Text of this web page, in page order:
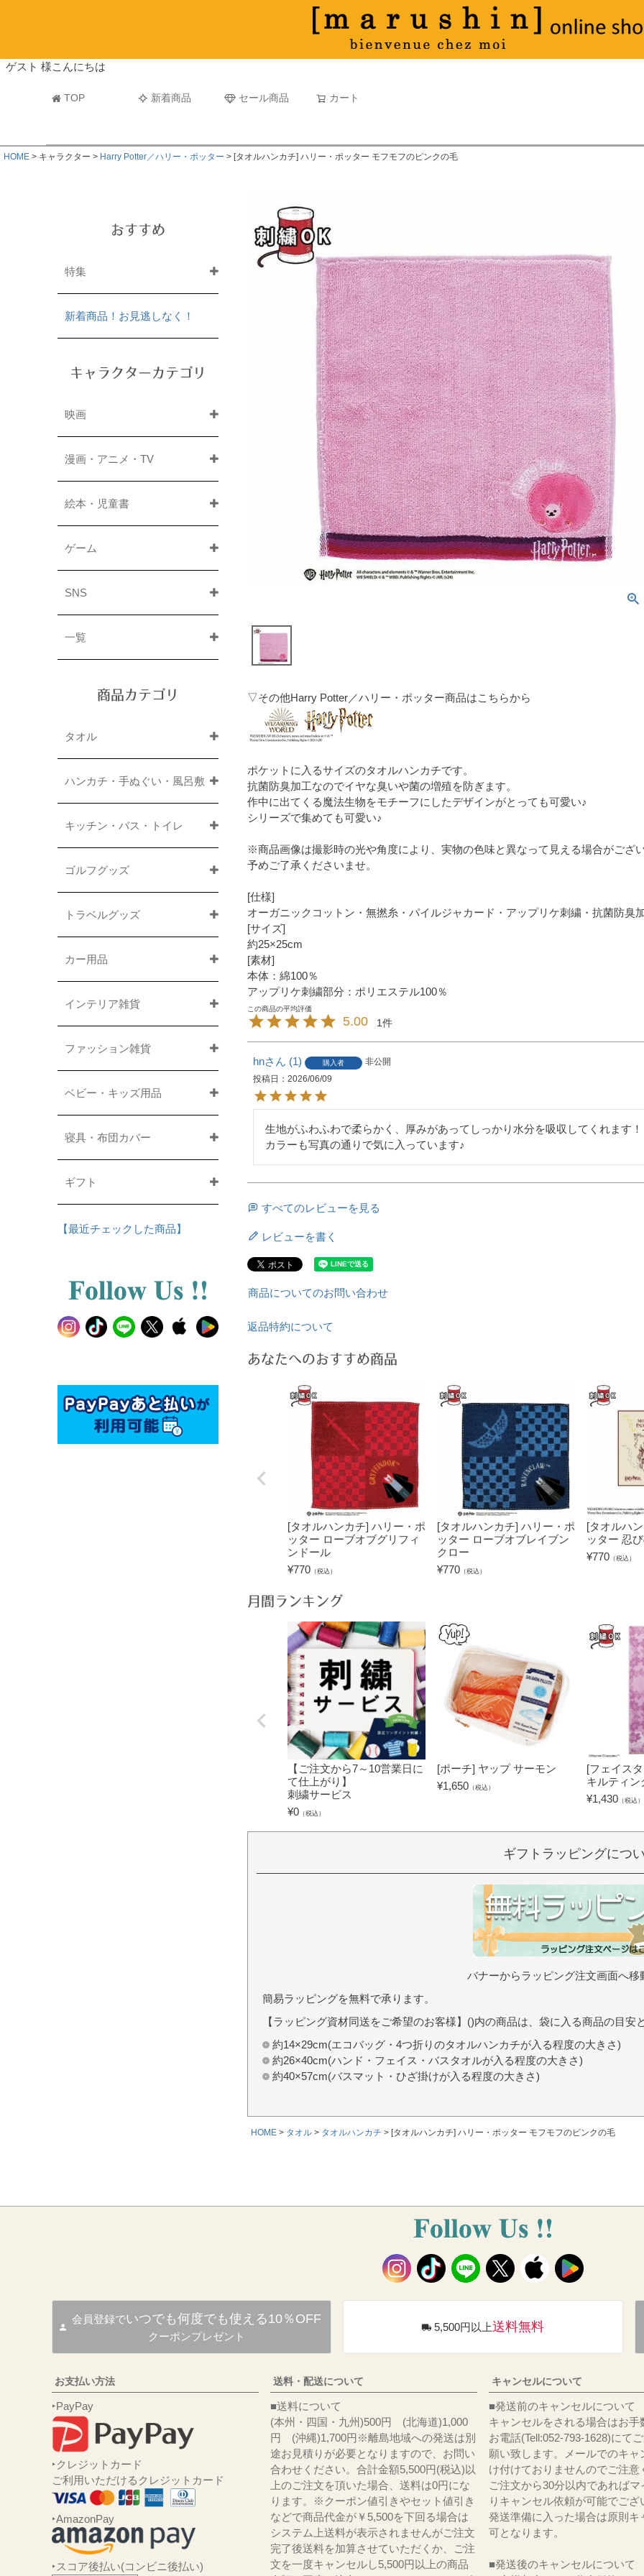
ゲスト 様こんにちは
TOP 新着商品 セール商品 カート
マフラータオル
並び順
新着順
古い順 価格が
HOME キャラクター Harry Potter／ハリー・ポッター [タオルハンカチ] ハリー・ポッター モフモフのピンクの毛
おすすめ
特集
新着商品！お見逃しなく！
キャラクターカテゴリ
映画
漫画・アニメ・TV
絵本・児童書
ゲーム
SNS
一覧
商品カテゴリ
タオル
ハンカチ・手ぬぐい・風呂敷
キッチン・バス・トイレ
ゴルフグッズ
トラベルグッズ
カー用品
インテリア雑貨
ファッション雑貨
ベビー・キッズ用品
寝具・布団カバー
ギフト
【最近チェックした商品】
▽その他Harry Potter／ハリー・ポッター商品はこちらから
ポケットに入るサイズのタオルハンカチです。
抗菌防臭加工なのでイヤな臭いや菌の増殖を防ぎます。
作中に出てくる魔法生物をモチーフにしたデザインがとっても可愛い♪
シリーズで集めても可愛い♪
※商品画像は撮影時の光や角度により、実物の色味と異なって見える場合がござい
予めご了承くださいませ。
[仕様]
オーガニックコットン・無撚糸・パイルジャカード・アップリケ刺繍・抗菌防臭
[サイズ]
約25×25cm
[素材]
本体：綿100％
アップリケ刺繍部分：ポリエステル100％
5.00 1
hn 1 購入者
非公開
投稿日
2026/06/09
生地がふわふわで柔らかく、厚みがあってしっかり水分を吸収してくれます！
カラーも写真の通りで気に入っています♪
すべてのレビューを見る
レビューを書く
商品についてのお問い合わせ
返品特約について
あなたへのおすすめ商品
[タオルハンカチ] ハリー・ポ
ッター ローブオブグリフィ
ンドール
¥770 （税込）
[タオルハンカチ] ハリー・ポ
ッター ローブオブレイブン
クロー
¥770 （税込）
[タオルハ
ッター 忍
¥770 （税込）
月間ランキング
【ご注文から7～10営業日に
て仕上がり】
刺繍サービス
¥0 （税込）
[ポーチ] ヤップ サーモン
¥1,650 （税込）
[フェイス
キルティン
¥1,430 （税込）
ギフトラッピングにつ
バナーからラッピング注文画面へ移
簡易ラッピングを無料で承ります。
【ラッピング資材同送をご希望のお客様】()内の商品は、袋に入る商品の目安
約14×29cm(エコバッグ・4つ折りのタオルハンカチが入る程度の大きさ)
約26×40cm(ハンド・フェイス・バスタオルが入る程度の大きさ)
約40×57cm(バスマット・ひざ掛けが入る程度の大きさ)
HOME タオル タオルハンカチ [タオルハンカチ] ハリー・ポッター モフモフのピンクの毛
会員登録でいつでも何度でも使える10％OFF
クーポンプレゼント
5,500円以上送料無料
お支払い方法
‣PayPay
‣クレジットカード
ご利用いただけるクレジットカード
‣AmazonPay
‣スコア後払い(コンビニ後払い)
送料・配送について
■送料について
(本州・四国・九州)500円 (北海道)1,000
円 (沖縄)1,700円※離島地域への発送は別
途お見積りが必要となりますので、お問い
合わせください。合計金額5,500円(税込)以
上のご注文を頂いた場合、送料は0円にな
ります。※クーポン値引きやセット値引き
などで商品代金が￥5,500を下回る場合は
システム上送料が表示されませんがご注文
完了後送料を加算させていただくか、ご注
文を一度キャンセルし5,500円以上の商品
キャンセルについて
■発送前のキャンセルについて
キャンセルをされる場合はお手
お電話(Tell:052-793-1628)にて
願い致します。メールでのキャ
け付けておりませんのでご注意
ご注文から30分以内であればマ
りキャンセル依頼が可能でござ
発送準備に入った場合は原則キ
可となります。
■発送後のキャンセルについて